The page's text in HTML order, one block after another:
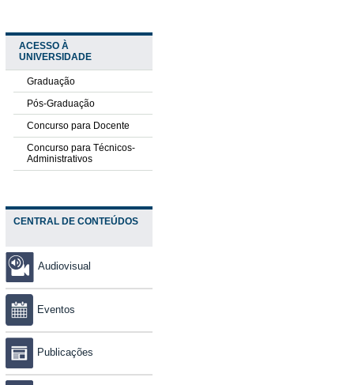
ACESSO À
UNIVERSIDADE
Graduação
Pós-Graduação
Concurso para Docente
Concurso para Técnicos-
Administrativos
CENTRAL DE CONTEÚDOS
Audiovisual
Eventos
Publicações